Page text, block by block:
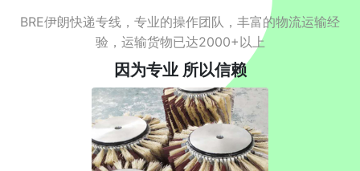
BRE伊朗快递专线，专业的操作团队，丰富的物流运输经
验，运输货物已达2000+以上
因为专业 所以信赖